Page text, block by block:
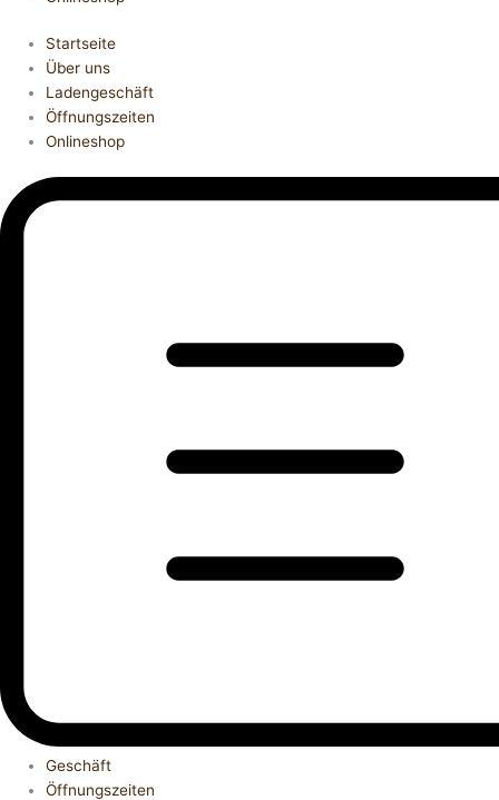
Startseite
Über uns
Ladengeschäft
Öffnungszeiten
Onlineshop
Geschäft
Öffnungszeiten